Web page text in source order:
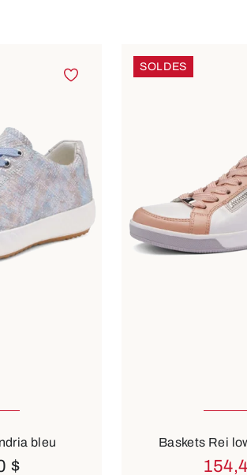
bleu
$
SOLDES
8
Baskets Rei